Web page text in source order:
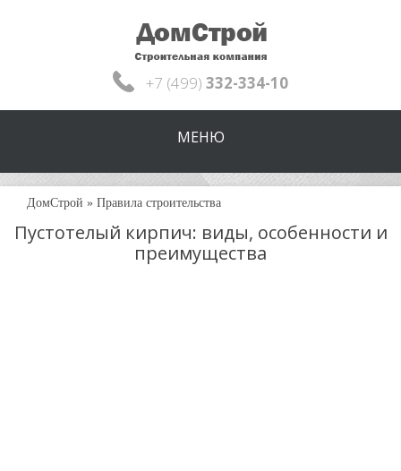
+7 (499) 332-334-10
МЕНЮ
ДомСтрой » Правила строительства
Пустотелый кирпич: виды, особенности и
преимущества